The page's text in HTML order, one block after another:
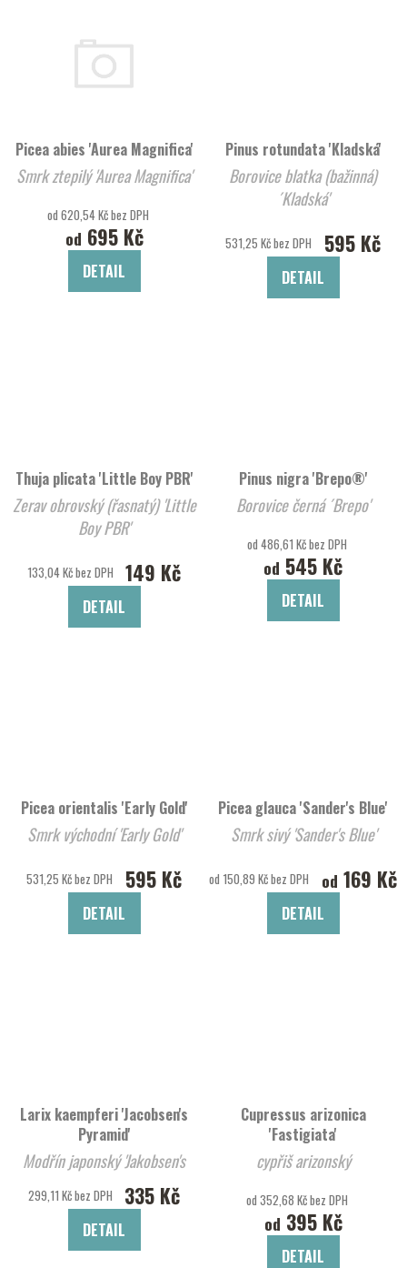
Picea abies 'Aurea Magnifica'
Smrk ztepilý 'Aurea Magnifica'
od 620,54 Kč bez DPH
od 695 Kč
DETAIL
Pinus rotundata 'Kladská'
Borovice blatka (bažinná)
´Kladská'
531,25 Kč bez DPH 595 Kč
DETAIL
Thuja plicata 'Little Boy PBR'
Zerav obrovský (řasnatý) 'Little
Boy PBR'
133,04 Kč bez DPH 149 Kč
DETAIL
Pinus nigra 'Brepo®'
Borovice černá ´Brepo'
od 486,61 Kč bez DPH
od 545 Kč
DETAIL
Picea orientalis 'Early Gold'
Smrk východní 'Early Gold'
531,25 Kč bez DPH 595 Kč
DETAIL
Picea glauca 'Sander's Blue'
Smrk sivý 'Sander's Blue'
od 150,89 Kč bez DPH od 169 Kč
DETAIL
Larix kaempferi 'Jacobsen's
Pyramid'
Modřín japonský 'Jakobsen's
Pyramid'
299,11 Kč bez DPH 335 Kč
DETAIL
Cupressus arizonica
'Fastigiata'
cypřiš arizonský
od 352,68 Kč bez DPH
od 395 Kč
DETAIL